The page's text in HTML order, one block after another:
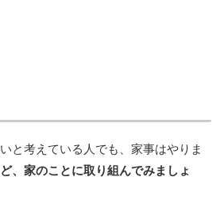
と考えている人でも、家事はやりま
、家のことに取り組んでみましょ